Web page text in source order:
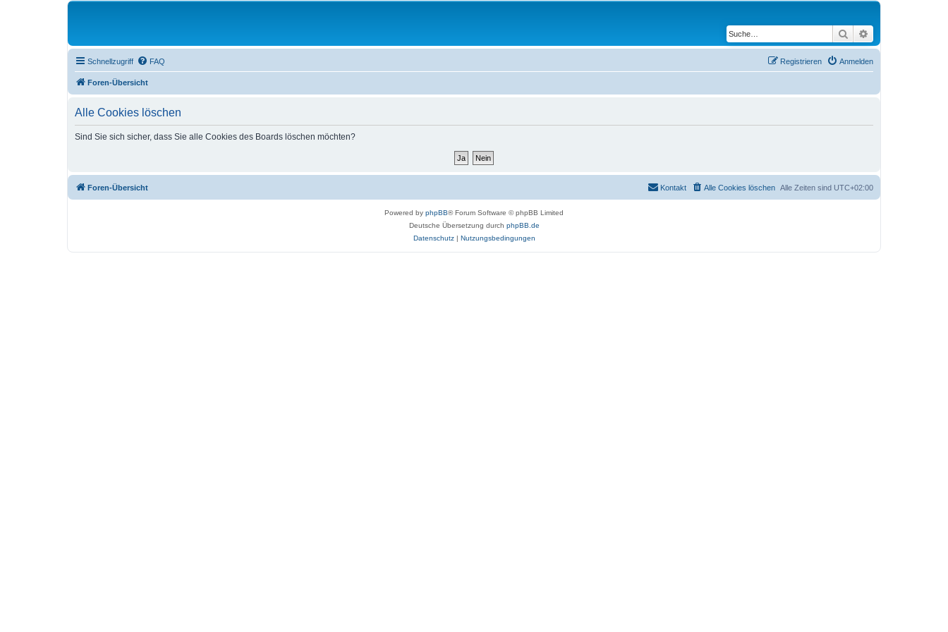
Suche
Schnellzugriff FAQ Anmelden
Registrieren
Foren-Übersicht
Alle Cookies löschen
Sind Sie sich sicher, dass Sie alle Cookies des Boards löschen möchten?
Foren-Übersicht Alle Zeiten sind UTC+02:00
Alle Cookies löschen
Kontakt
Powered by phpBB® Forum Software © phpBB Limited
Deutsche Übersetzung durch phpBB.de
Datenschutz| Nutzungsbedingungen